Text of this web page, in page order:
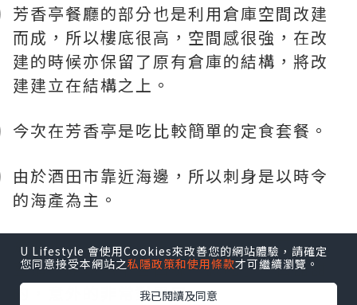
芳香亭餐廳的部分也是利用倉庫空間改建
而成，所以樓底很高，空間感很強，在改
建的時候亦保留了原有倉庫的結構，將改
建建立在結構之上。
今次在芳香亭是吃比較簡單的定食套餐。
由於酒田市靠近海邊，所以刺身是以時令
的海產為主。
這個也是以時令海產為主，那個配菜是黑
豆漬，原以為不合口味，試吃了一口甜甜
的，意外的非常對胃口。
U Lifestyle 會使用Cookies來改善您的網站體驗，請確定
您同意接受本網站之私隱政策和使用條款才可繼續瀏覽。
我已閱讀及同意